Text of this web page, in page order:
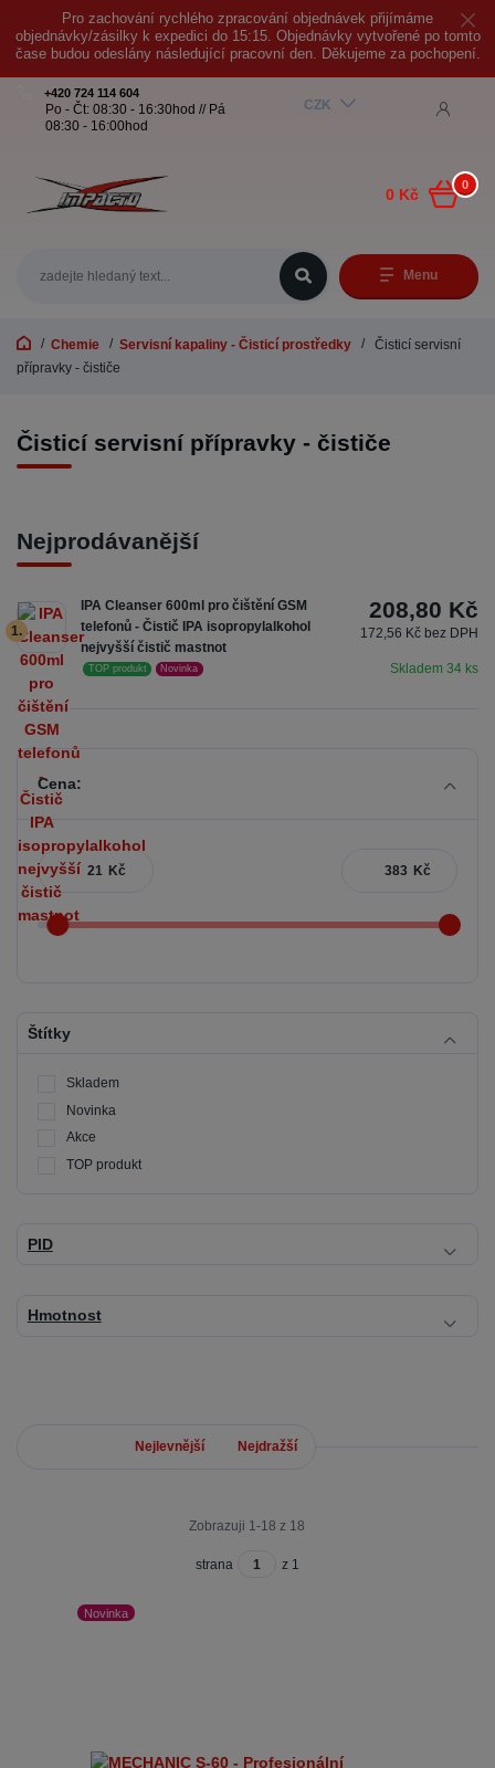
Pro zachování rychlého zpracování objednávek přijímáme
objednávky/zásilky k expedici do 15:15. Objednávky vytvořené po tomto
čase budou odeslány následující pracovní den. Děkujeme za pochopení.
Menu
CZK
+420 724 114 604
Po - Čt: 08:30 - 16:30hod // Pá
08:30 - 16:00hod
0
0 Kč
Chemie Servisní kapaliny - Čisticí prostředky
Čisticí servisní
přípravky - čističe
Čisticí servisní přípravky - čističe
Nejprodávanější
1.
IPA Cleanser 600ml pro čištění GSM
telefonů - Čistič IPA isopropylalkohol
nejvyšší čistič mastnot
Skladem 34 ks
TOP produkt Novinka
208,80 Kč
172,56 Kč bez DPH
Cena:
Kč Kč
Štítky
Skladem
Novinka
Akce
TOP produkt
PID
Hmotnost
Nejlevnější Nejdražší
Zobrazuji 1-18 z 18
strana z 1
Novinka